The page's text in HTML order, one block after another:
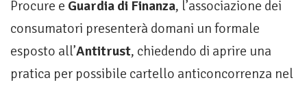
Procure e Guardia di Finanza, l’associazione dei
consumatori presenterà domani un formale
esposto all’Antitrust, chiedendo di aprire una
pratica per possibile cartello anticoncorrenza nel